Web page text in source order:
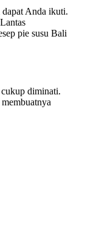
dapat Anda ikuti.
pie susu Bali
cukup diminati.